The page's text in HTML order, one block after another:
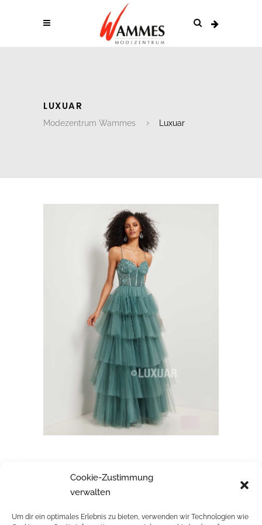
Cookie-Zustimmung
verwalten
Um dir ein optimales Erlebnis zu bieten, verwenden wir Technologien wie
LUXUAR
Modezentrum Wammes Luxuar
LUXUAR